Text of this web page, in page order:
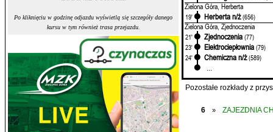
Po kliknięciu w godzinę odjazdu wyświetlą się szczegóły danego
kursu w tym również trasa przejazdu.
Zielona Góra, Herberta
19' Herberta n/ż (656)
Zielona Góra, Zjednoczenia
21' Zjednoczenia (77)
23'
Elektrociepłownia (79)
24'
Chemiczna n/ż (589)
Pozostałe rozkłady z
6 » ZAJEZDNIA